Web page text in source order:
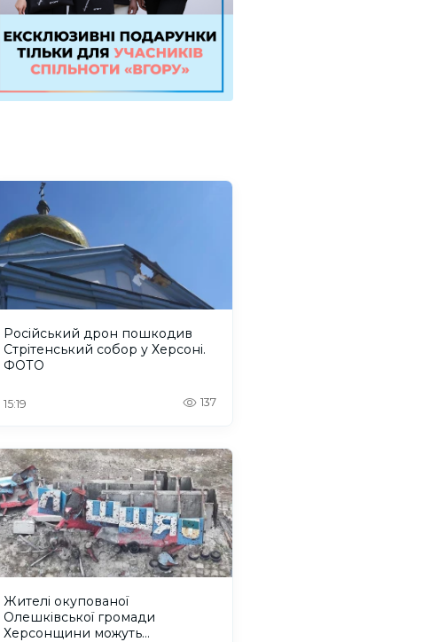
Російський дрон пошкодив
Стрітенський собор у Херсоні.
ФОТО
15:19 137
Жителі окупованої
Олешківської громади
Херсонщини можуть